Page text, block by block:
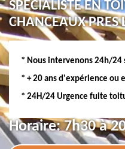
SPÉCIALISTE EN
CHANCEAUX PRES
* Nous intervenons 24h/24
* + 20 ans d'expérience ou
* 24H/24 Urgence fuite
Horaire:7h30 à